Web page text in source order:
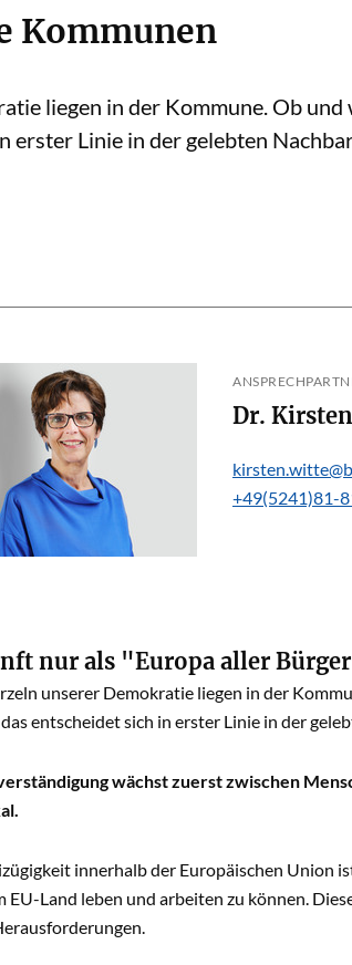
Kommunen
liegen in der Kommune. Ob
erster Linie in der gelebten
+49(5241)81-
nur als "Europa aller
unserer Demokratie liegen in der
entscheidet sich in erster Linie in der
wächst zuerst zwischen
innerhalb der Europäischen Union
EU-Land leben und arbeiten zu können.